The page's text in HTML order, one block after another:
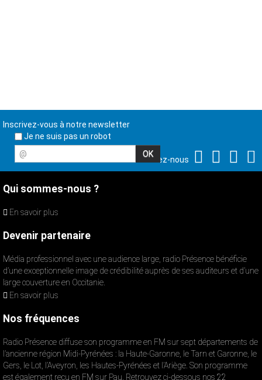
Inscrivez-vous à notre newsletter
Je ne suis pas un robot
@
Suivez-nous
Qui sommes-nous ?
En savoir plus
Devenir partenaire
Média professionnel avec une audience large, radio Présence bénéficie
d’une exceptionnelle image de crédibilité auprès de ses auditeurs et d’une
large couverture en Occitanie.
En savoir plus
Nos fréquences
Radio Présence diffuse son programme en FM sur sept départements de
l’ancienne région Midi-Pyrénées : la Haute-Garonne, le Tarn et Garonne, le
Gers, le Lot, l’Aveyron, les Hautes-Pyrénées et l’Ariège. Son programme
est également reçu en FM sur Pau. Retrouvez ci-dessous nos 22